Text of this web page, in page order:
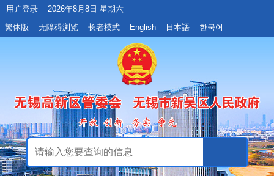
用户登录
2026年8月8日 星期六
繁体版
无障碍浏览 长者模式 English 日本語 한국어